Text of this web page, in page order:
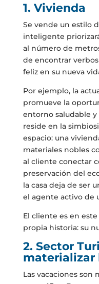
1. Vivienda
Se vende un estilo
inteligente
al número de
de encontrar
feliz en su nueva
Por ejemplo, la
promueve la
entorno saludable
reside en la
espacio: una
materiales nobles
al cliente conectar
preservación del
la casa deja de ser
el agente activo de
El cliente es en
propia historia: su
2. Sector
Las vacaciones son